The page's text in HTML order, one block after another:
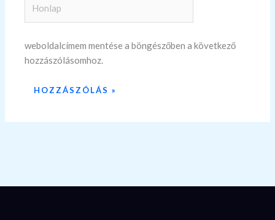
weboldalcímem mentése a böngészőben a következő
hozzászólásomhoz.